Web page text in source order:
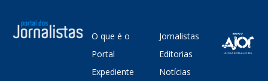
O que é o
Portal
Expediente
Jornalistas
Editorias
Notícias